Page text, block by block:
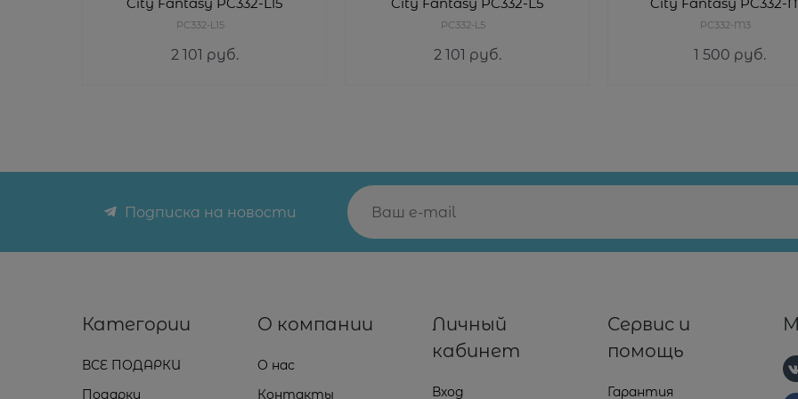
PC332-L15
2 101 руб.
PC332-L5
2 101 руб.
PC332-M3
1 500 руб.
Подписка на новости
Категории
ВСЕ ПОДАРКИ
Подарки
О компании
О нас
Контакты
Личный
кабинет
Вход
Сервис и
помощь
Гарантия